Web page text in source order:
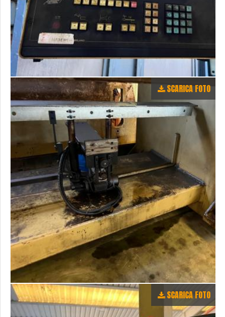
SCARICA FOTO
SCARICA FOTO